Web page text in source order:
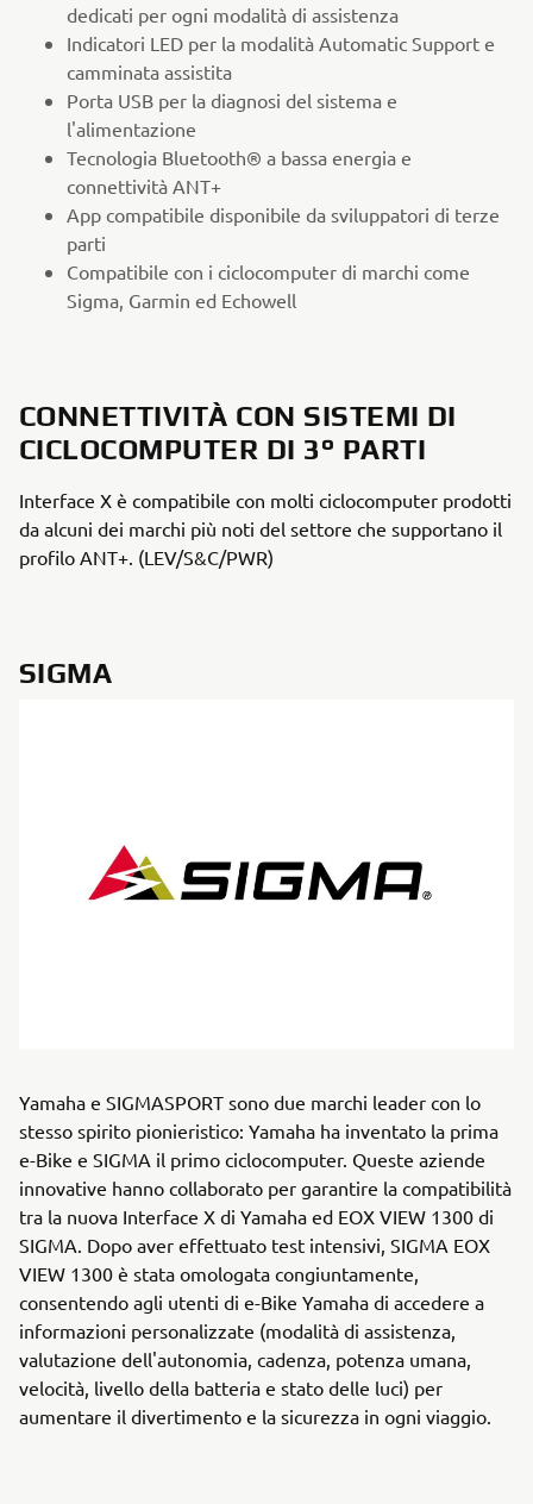
dedicati per ogni modalità di assistenza
Indicatori LED per la modalità Automatic Support e
camminata assistita
Porta USB per la diagnosi del sistema e
l'alimentazione
Tecnologia Bluetooth® a bassa energia e
connettività ANT+
App compatibile disponibile da sviluppatori di terze
parti
Compatibile con i ciclocomputer di marchi come
Sigma, Garmin ed Echowell
CONNETTIVITÀ CON SISTEMI DI
CICLOCOMPUTER DI 3° PARTI
Interface X è compatibile con molti ciclocomputer prodotti
da alcuni dei marchi più noti del settore che supportano il
profilo ANT+. (LEV/S&C/PWR)
SIGMA
Yamaha e SIGMASPORT sono due marchi leader con lo
stesso spirito pionieristico: Yamaha ha inventato la prima
e-Bike e SIGMA il primo ciclocomputer. Queste aziende
innovative hanno collaborato per garantire la compatibilità
tra la nuova Interface X di Yamaha ed EOX VIEW 1300 di
SIGMA. Dopo aver effettuato test intensivi, SIGMA EOX
VIEW 1300 è stata omologata congiuntamente,
consentendo agli utenti di e-Bike Yamaha di accedere a
informazioni personalizzate (modalità di assistenza,
valutazione dell'autonomia, cadenza, potenza umana,
velocità, livello della batteria e stato delle luci) per
aumentare il divertimento e la sicurezza in ogni viaggio.